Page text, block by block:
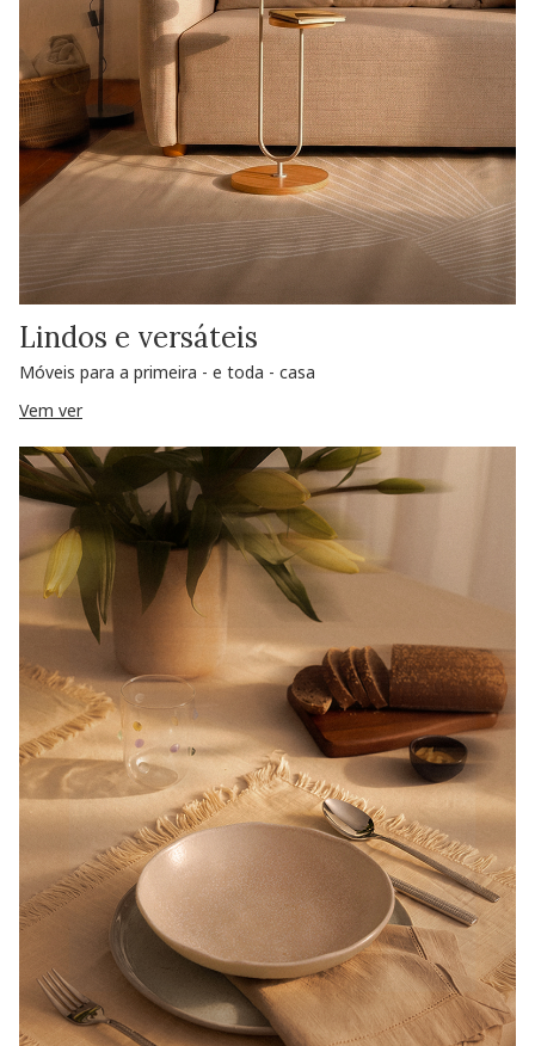
Lindos e versáteis
Móveis para a primeira - e toda - casa
Vem ver